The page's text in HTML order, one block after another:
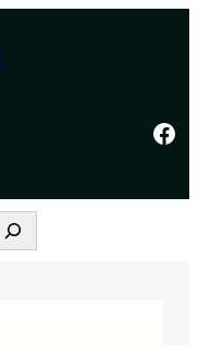
Facebook